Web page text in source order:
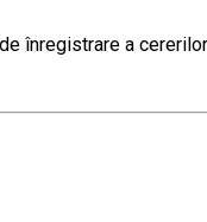
înregistrare a